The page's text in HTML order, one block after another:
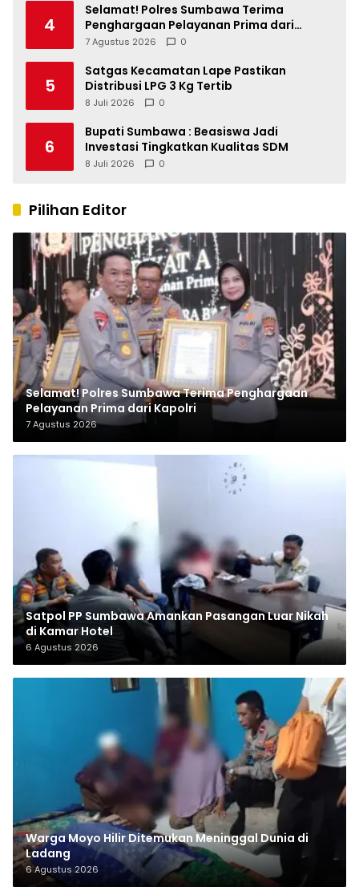
4
Selamat! Polres Sumbawa Terima
Penghargaan Pelayanan Prima dari
Kapolri
7 Agustus 2026 0
5
Satgas Kecamatan Lape Pastikan
Distribusi LPG 3 Kg Tertib
8 Juli 2026 0
6
Bupati Sumbawa : Beasiswa Jadi
Investasi Tingkatkan Kualitas SDM
8 Juli 2026 0
Pilihan Editor
Selamat! Polres Sumbawa Terima Penghargaan
Pelayanan Prima dari Kapolri
7 Agustus 2026
Satpol PP Sumbawa Amankan Pasangan Luar Nikah
di Kamar Hotel
6 Agustus 2026
Warga Moyo Hilir Ditemukan Meninggal Dunia di
Ladang
6 Agustus 2026